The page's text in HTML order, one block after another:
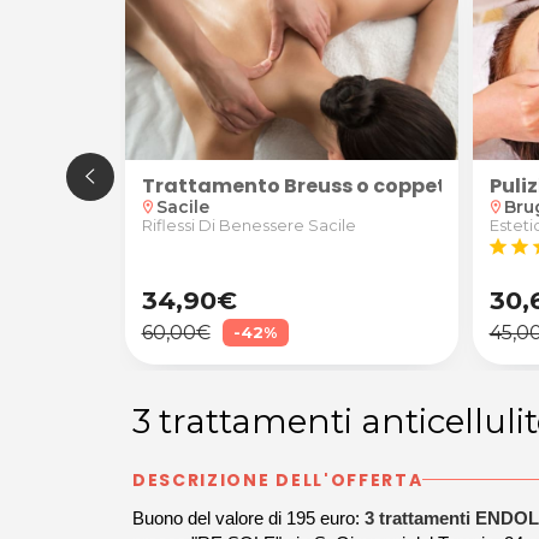
90' da Wave Studio Olistico a Porcia
Trattamento Breuss o coppettazione
location_on Sacile
Riflessi Di Benessere Sacile
34,90€
60,00€ -42%
location_on
star star
3 trattamenti
DESCRIZIONE DELL'OFFERTA
Buono del valore di 195 euro: 3 trattamenti